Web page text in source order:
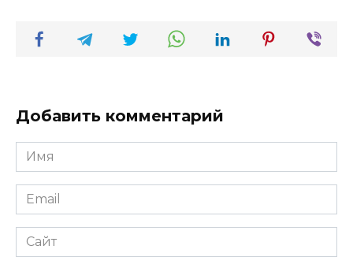
Добавить комментарий
Имя
*
Email
*
Сайт